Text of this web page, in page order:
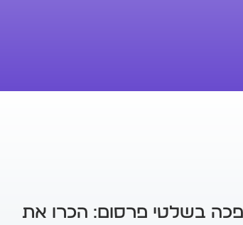
בשלטי פרסום: הכרו את